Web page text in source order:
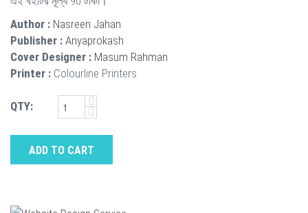
Author : Nasreen Jahan
Publisher : Anyaprokash
Cover Designer : Masum Rahman
Printer : Colourline Printers
QTY:
ADD TO CART